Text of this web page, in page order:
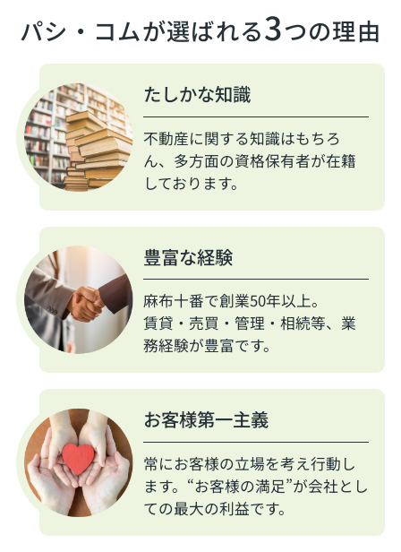
パシ・コムが選ばれる3つの理由
たしかな知識
不動産に関する知識はもちろ
ん、多方面の資格保有者が在籍
しております。
豊富な経験
麻布十番で創業50年以上。
賃貸・売買・管理・相続等、業
務経験が豊富です。
お客様第一主義
常にお客様の立場を考え行動し
ます。“お客様の満足”が会社とし
ての最大の利益です。